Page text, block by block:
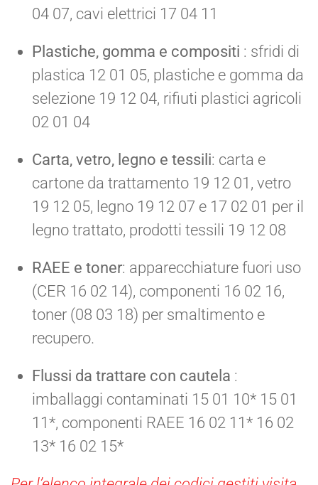
04 07, cavi elettrici 17 04 11
Plastiche, gomma e compositi : sfridi di
plastica 12 01 05, plastiche e gomma da
selezione 19 12 04, rifiuti plastici agricoli
02 01 04
Carta, vetro, legno e tessili: carta e
cartone da trattamento 19 12 01, vetro
19 12 05, legno 19 12 07 e 17 02 01 per il
legno trattato, prodotti tessili 19 12 08
RAEE e toner: apparecchiature fuori uso
(CER 16 02 14), componenti 16 02 16,
toner (08 03 18) per smaltimento e
recupero.
Flussi da trattare con cautela :
imballaggi contaminati 15 01 10* 15 01
11*, componenti RAEE 16 02 11* 16 02
13* 16 02 15*